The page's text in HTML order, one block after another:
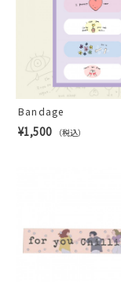
Bandage
¥1,500 （税込）